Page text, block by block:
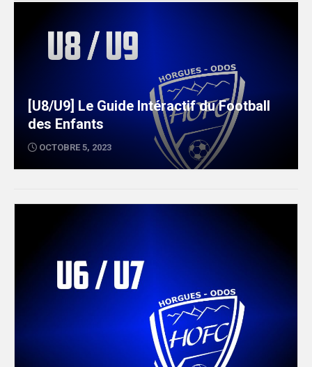
[U8/U9] Le Guide Intéractif du Football
des Enfants
OCTOBRE 5, 2023